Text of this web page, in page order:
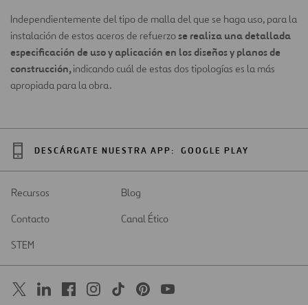
Independientemente del tipo de malla del que se haga uso, para la
instalación de estos aceros de refuerzose realiza una detallada
especificación de uso y aplicación en los diseños y planos de
construcción,indicando cuál de estas dos tipologías es la más
apropiada para la obra.
DESCÁRGATE NUESTRA APP: GOOGLE PLAY
Recursos
Blog
Contacto
Canal Ético
STEM